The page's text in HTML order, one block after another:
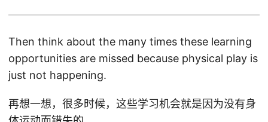
Then think about the many times these learning
opportunities are missed because physical play is
just not happening.
再想一想，很多时候，这些学习机会就是因为没有身